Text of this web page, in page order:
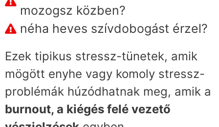
mozogsz közben?
néha heves szívdobogást érzel?
Ezek tipikus stressz-tünetek, amik
mögött enyhe vagy komoly stressz-
problémák húzódhatnak meg, amik a
burnout, a kiégés felé vezető